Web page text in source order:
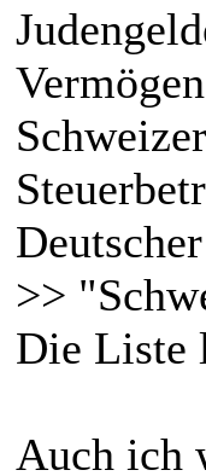
>>
Die Liste
Auch ich